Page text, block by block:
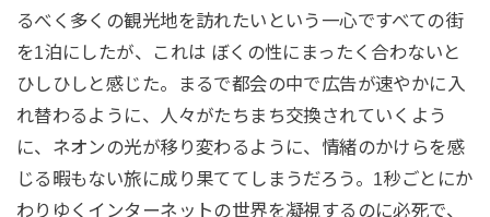
るべく多くの観光地を訪れたいという一心ですべての街
を1泊にしたが、これは ぼくの性にまったく合わないと
ひしひしと感じた。まるで都会の中で広告が速やかに入
れ替わるように、人々がたちまち交換されていくよう
に、ネオンの光が移り変わるように、情緒のかけらを感
じる暇もない旅に成り果ててしまうだろう。1秒ごとにか
わりゆくインターネットの世界を凝視するのに必死で、